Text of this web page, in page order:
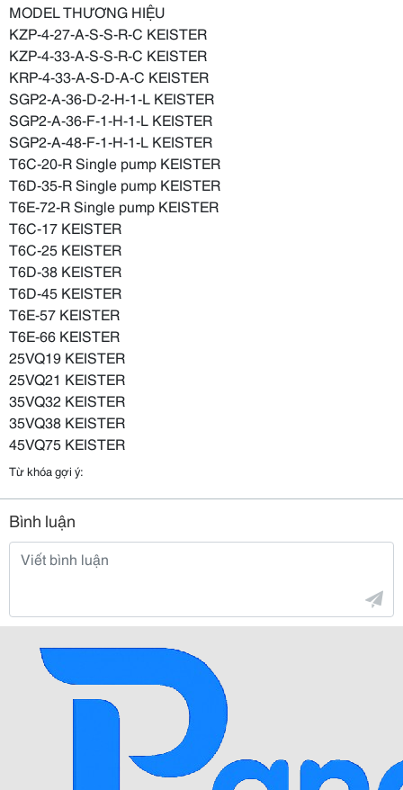
MODEL THƯƠNG HIỆU
KZP-4-27-A-S-S-R-C KEISTER
KZP-4-33-A-S-S-R-C KEISTER
KRP-4-33-A-S-D-A-C KEISTER
SGP2-A-36-D-2-H-1-L KEISTER
SGP2-A-36-F-1-H-1-L KEISTER
SGP2-A-48-F-1-H-1-L KEISTER
T6C-20-R Single pump KEISTER
T6D-35-R Single pump KEISTER
T6E-72-R Single pump KEISTER
T6C-17 KEISTER
T6C-25 KEISTER
T6D-38 KEISTER
T6D-45 KEISTER
T6E-57 KEISTER
T6E-66 KEISTER
25VQ19 KEISTER
25VQ21 KEISTER
35VQ32 KEISTER
35VQ38 KEISTER
45VQ75 KEISTER
Từ khóa gợi ý:
Bình luận